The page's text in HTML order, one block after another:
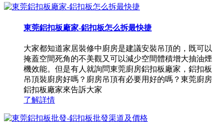
東莞鋁扣板廠家-鋁扣板怎么拆最快捷
大家都知道家居裝修中廚房是建議安裝吊頂的，既可以
掩蓋空間死角的不美觀又可以減少空間體積增大抽油煙
機效能。但是有人就詢問東莞廚房鋁扣板廠家，鋁扣板
吊頂裝廚房好嗎？廚房吊頂有必要用好的嗎？東莞廚房
鋁扣板廠家來告訴大家
了解詳情